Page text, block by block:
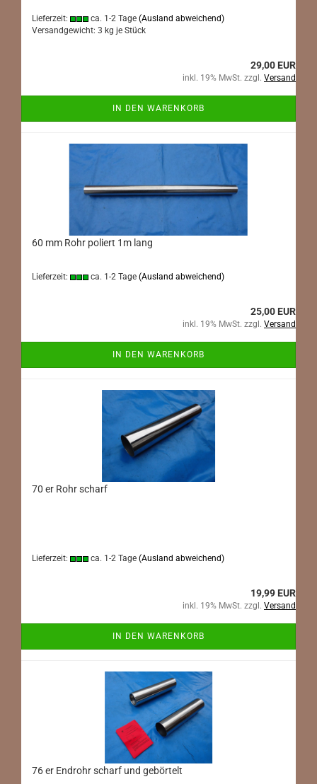
Lieferzeit: ca. 1-2 Tage (Ausland abweichend)
Versandgewicht: 3 kg je Stück
29,00 EUR
inkl. 19% MwSt. zzgl. Versand
IN DEN WARENKORB
60 mm Rohr poliert 1m lang
Lieferzeit: ca. 1-2 Tage (Ausland abweichend)
25,00 EUR
inkl. 19% MwSt. zzgl. Versand
IN DEN WARENKORB
70 er Rohr scharf
Lieferzeit: ca. 1-2 Tage (Ausland abweichend)
19,99 EUR
inkl. 19% MwSt. zzgl. Versand
IN DEN WARENKORB
76 er Endrohr scharf und gebörtelt